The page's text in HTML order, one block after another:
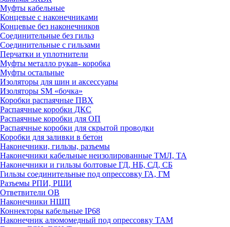
Муфты кабельные
Концевые с наконечниками
Концевые без наконечников
Соединительные без гильз
Соединительные с гильзами
Перчатки и уплотнители
Муфты металло рукав- коробка
Муфты остальные
Изоляторы для шин и аксессуары
Изоляторы SM «бочка»
Коробки распаячные ПВХ
Распаячные коробки ДКС
Распаячные коробки для ОП
Распаячные коробки для скрытой проводки
Коробки для заливки в бетон
Наконечники, гильзы, разъемы
Наконечники кабельные неизолированные ТМЛ, ТА
Наконечники и гильзы болтовые ГД, НБ, СД, СБ
Гильзы соединительные под опрессовку ГА, ГМ
Разъемы РПИ, РШИ
Ответвители ОВ
Наконечники НШП
Коннекторы кабельные IP68
Наконечник алюмомедный под опрессовку ТАМ